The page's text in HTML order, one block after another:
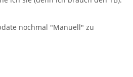
nochmal "Manuell" zu